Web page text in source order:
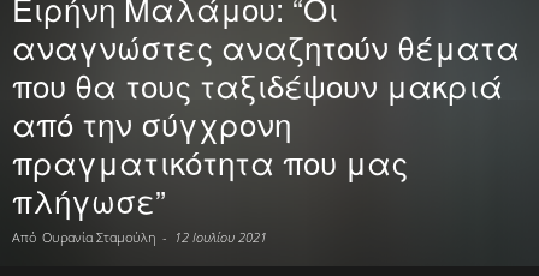
αναγνώστες αναζητούν θέματα
που θα τους ταξιδέψουν μακριά
από την σύγχρονη
πραγματικότητα που μας
πλήγωσε”
Από Ουρανία Σταμούλη - 12 Ιουλίου 2021